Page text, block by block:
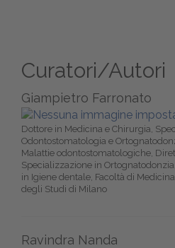
Curatori/Autori
Giampietro Farronato
Dottore in Medicina e Chirurgia,
Odontostomatologia e
Malattie odontostomatologiche,
Specializzazione in
in Igiene dentale, Facoltà di
degli Studi di Milano
Ravindra Nanda